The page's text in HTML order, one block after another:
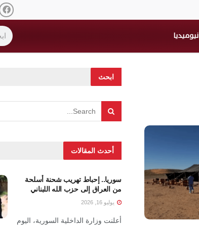
نيوميديا
ابحث
أحدث المقالات
سوريا.. إحباط تهريب شحنة أسلحة
من العراق إلى حزب الله اللبناني
يوليو 16, 2026
أعلنت وزارة الداخلية السورية، اليوم